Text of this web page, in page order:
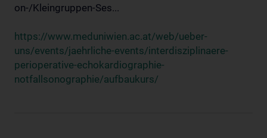
on-/Kleingruppen-Ses...
https://www.meduniwien.ac.at/web/ueber-
uns/events/jaehrliche-events/interdisziplinaere-
perioperative-echokardiographie-
notfallsonographie/aufbaukurs/